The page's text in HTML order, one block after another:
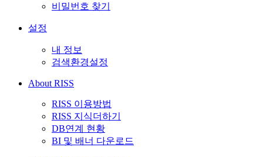
비밀번호 찾기
설정
내 정보
검색환경설정
About RISS
RISS 이용방법
RISS 지식더하기
DB연계 현황
BI 및 배너 다운로드